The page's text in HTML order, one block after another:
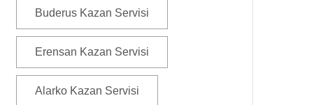
Buderus Kazan Servisi
Erensan Kazan Servisi
Alarko Kazan Servisi